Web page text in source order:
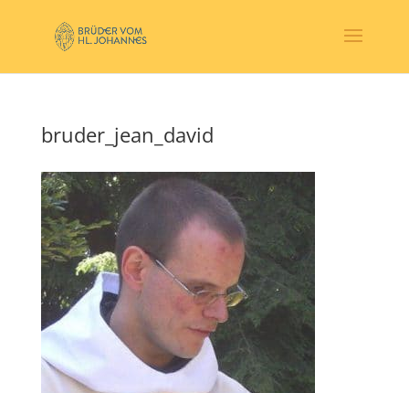
bruder_jean_david